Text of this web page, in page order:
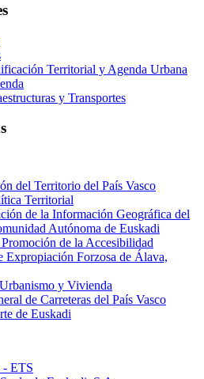
Territorial y Agenda Urbana
y Transportes
del Territorio del País Vasco
Territorial
de la Información Geográfica del
Autónoma de Euskadi
de la Accesibilidad
Expropiación Forzosa de Álava,
y Vivienda
de Carreteras del País Vasco
de Euskadi
- ETS